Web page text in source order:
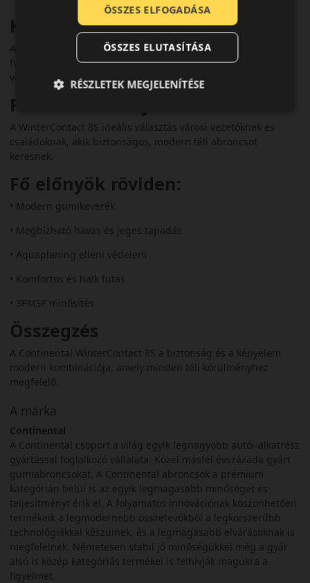
Komfort és zajszint
Az optimalizált mintázat alacsony zajszinttel és kényelmes
futással párosul, így hosszabb utak során is komfortos
vezetést kínál.
Felhasználási ajánlás
A WinterContact 8S ideális választás városi vezetőknek és
családoknak, akik biztonságos, modern téli abroncsot
keresnek.
Fő előnyök röviden:
• Modern gumikeverék
• Megbízható havas és jeges tapadás
• Aquaplaning elleni védelem
• Komfortos és halk futás
• 3PMSF minősítés
Összegzés
A Continental WinterContact 8S a biztonság és a kényelem
modern kombinációja, amely minden téli körülményhez
megfelelő.
A márka
Continental
A Continental csoport a világ egyik legnagyobb autói-alkatrész
gyártással foglalkozó vállalata. Közel másfél évszázada gyárt
gumiabroncsokat. A Continental abroncsok a prémium
kategórián belül is az egyik legmagasabb minőséget és
teljesítményt érik el. A folyamatos innovációnak köszönhetően
termékeik a legmodernebb összetevőkből a legkorszerűbb
technológiákkal készülnek, és a legmagasabb elvárásoknak is
megfelelnek. Németesen stabil jó minőségükkel még a gyár
alsó is közép kategóriás termékei is felhívják magukra a
figyelmet.
ÖSSZES ELFOGADÁSA
ÖSSZES ELUTASÍTÁSA
RÉSZLETEK MEGJELENÍTÉSE